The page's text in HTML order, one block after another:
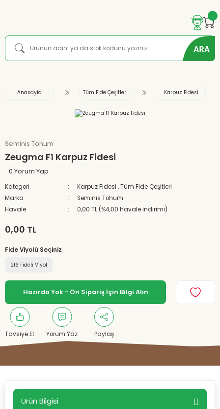
Anasayfa Tüm Fide Çeşitleri Karpuz Fidesi
Seminis Tohum
Zeugma F1 Karpuz Fidesi
0 Yorum Yap
Kategori Karpuz Fidesi ,Tüm Fide Çeşitleri
Marka
Seminis Tohum
Havale
0,00 TL (%4,00 havale indirimi)
0,00 TL
Fide Viyolü Seçiniz
216 Fideli Viyol
Hazırda Yok - Ön Sipariş İçin Bilgi Alın
Tavsiye Et Yorum Yaz Paylaş
Ürün Bilgisi